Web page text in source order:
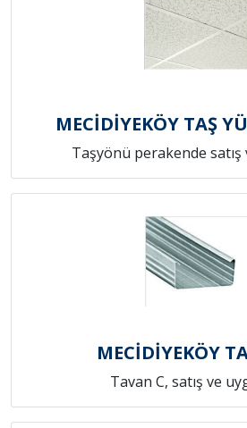
MECİDİYEKÖY TAŞ
Taşyönü perakende
MECİDİYEKÖY
Tavan C, satış ve